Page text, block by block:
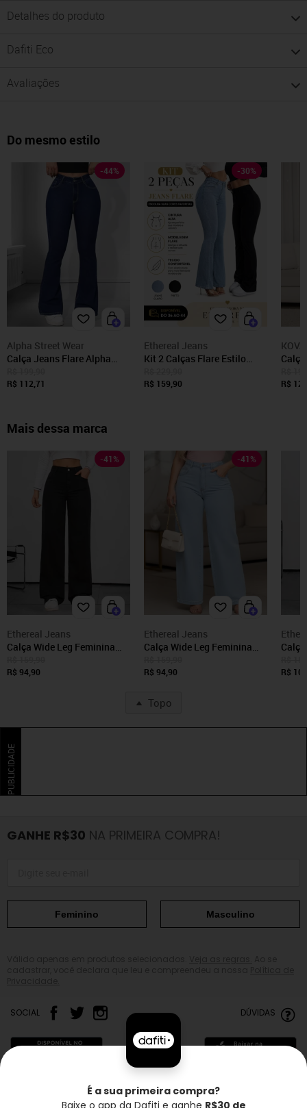
Detalhes do produto
Dafiti Eco
Avaliações
Do mesmo estilo
-44%
Alpha Street Wear
Calça Jeans Flare Alpha
Feminina Cintura Alta e
R$ 112,71
-30%
Ethereal Jeans
Kit 2 Calças Flare Estilo
Casual e Confortavel Azul
R$ 159,90
R$
Mais dessa marca
-41 %
Ethereal Jeans
Calça Wide Leg Feminina
Premium Solta Elegante
R$ 94,90
-41 %
Ethereal Jeans
Calça Wide Leg Feminina
Premium Solta Elegante
R$ 94,90
R$
Topo
PUBLICIDADE
GANHE R$30 NA PRIMEIRA COMPRA!
Feminino Masculino
SOCIAL DÚVIDAS
É a sua primeira compra?
Baixe o app da Dafiti e ganhe R$30 de